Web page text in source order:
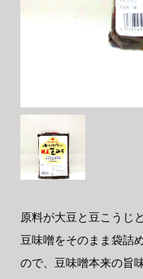
原料が大豆と豆こうじ
豆味噌をそのまま袋詰
ので、豆味噌本来の旨